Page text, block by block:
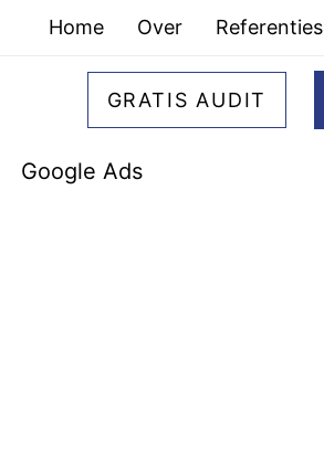
Home Over Referenties
GRATIS AUDIT
Google Ads